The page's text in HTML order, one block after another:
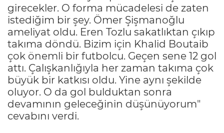
girecekler. O forma mücadelesi de zaten
istediğim bir şey. Ömer Şişmanoğlu
ameliyat oldu. Eren Tozlu sakatlıktan çıkıp
takıma döndü. Bizim için Khalid Boutaib
çok önemli bir futbolcu. Geçen sene 12 gol
attı. Çalışkanlığıyla her zaman takıma çok
büyük bir katkısı oldu. Yine aynı şekilde
oluyor. O da gol bulduktan sonra
devamının geleceğinin düşünüyorum"
cevabını verdi.